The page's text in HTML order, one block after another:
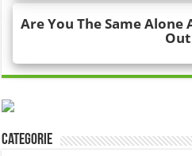
Categorie